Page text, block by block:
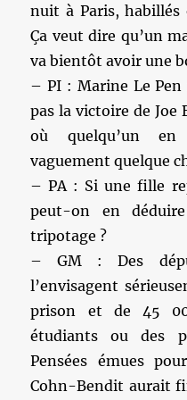
nuit à Paris,
Ça veut dire qu’un
va bientôt avoir une
– PI : Marine Le
pas la victoire de Joe
où quelqu’un en
vaguement quelque
– PA : Si une fille
peut-on en
tripotage ?
– GM : Des
l’envisagent
prison et de 45
étudiants ou des
Pensées émues
Cohn-Bendit aurait